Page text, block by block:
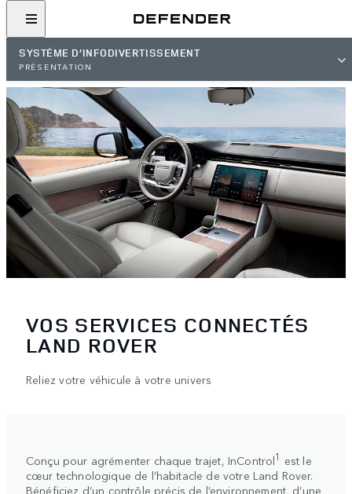
SYSTÈME D’INFODIVERTISSEMENT
PRÉSENTATION
VOS SERVICES CONNECTÉS
LAND ROVER
Reliez votre véhicule à votre univers
Conçu pour agrémenter chaque trajet, InControl1 est le
cœur technologique de l’habitacle de votre Land Rover.
Bénéficiez d’un contrôle précis de l’environnement, d’une